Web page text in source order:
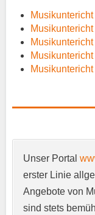
Anschrift
Musikuntericht
Unser Portal
erster Linie
Angebote von
sind stets